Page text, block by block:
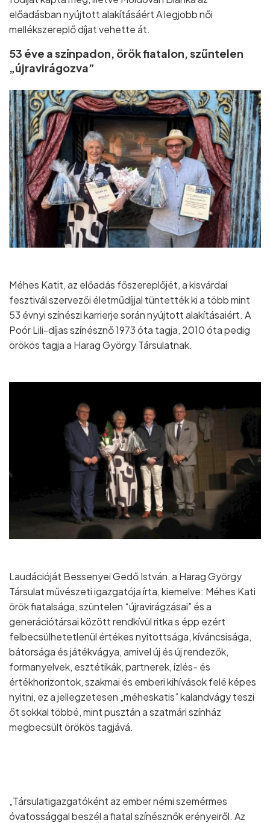
előadásban nyújtott alakításáért A legjobb női
mellékszereplő díjat vehette át.
53 éve a színpadon, örök fiatalon, szűntelen
„újravirágozva”
Méhes Katit, az előadás főszereplőjét, a kisvárdai
fesztivál szervezői életműdíjjal tüntették ki a több mint
53 évnyi színészi karrierje során nyújtott alakításaiért. A
Poór Lili-díjas színésznő 1973 óta tagja, 2010 óta pedig
örökös tagja a Harag György Társulatnak.
Laudációját Bessenyei Gedő István, a Harag György
Társulat művészeti igazgatója írta, kiemelve: Méhes Kati
örök fiatalsága, szüntelen “újravirágzásai” és a
generációtársai között rendkívül ritka s épp ezért
felbecsülhetetlenül értékes nyitottsága, kíváncsisága,
bátorsága és játékvágya, amivel új és új rendezők,
formanyelvek, esztétikák, partnerek, ízlés- és
értékhorizontok, szakmai és emberi kihívások felé képes
nyitni, ez a jellegzetesen „méheskatis” kalandvágy teszi
őt sokkal többé, mint pusztán a szatmári színház
megbecsült örökös tagjává.
„Társulatigazgatóként az ember némi szemérmes
óvatossággal beszél a fiatal színésznők erényeiről. Az